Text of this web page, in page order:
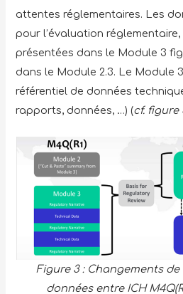
attentes réglementaires. Les
pour l’évaluation
présentées dans le Module 3
dans le Module 2.3. Le Module
référentiel de données
rapports, données, …) (cf. figure
Figure 3 : Changements de
données entre ICH